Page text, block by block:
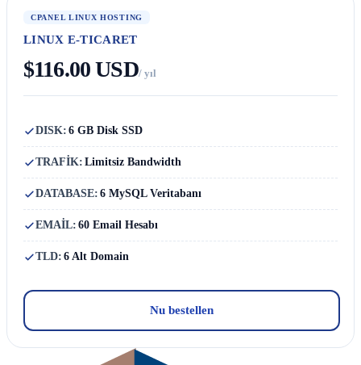
CPANEL LINUX HOSTING
LINUX E-TICARET
$116.00 USD/ yıl
DISK: 6 GB Disk SSD
TRAFİK: Limitsiz Bandwidth
DATABASE: 6 MySQL Veritabanı
EMAİL: 60 Email Hesabı
TLD: 6 Alt Domain
Nu bestellen